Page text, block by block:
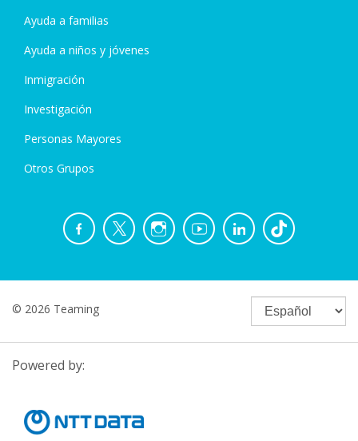
Ayuda a familias
Ayuda a niños y jóvenes
Inmigración
Investigación
Personas Mayores
Otros Grupos
© 2026 Teaming
Powered by: